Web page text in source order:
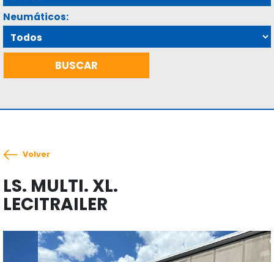
Neumáticos:
Volver
LS. MULTI. XL.
LECITRAILER